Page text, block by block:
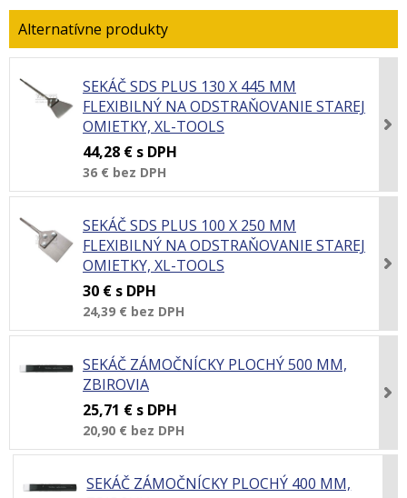
SEKÁČ SDS PLUS 130 X 445 MM
FLEXIBILNÝ NA ODSTRAŇOVANIE STAREJ
OMIETKY, XL-TOOLS
44,28 € s DPH
36 € bez DPH
SEKÁČ SDS PLUS 100 X 250 MM
FLEXIBILNÝ NA ODSTRAŇOVANIE STAREJ
OMIETKY, XL-TOOLS
30 € s DPH
24,39 € bez DPH
SEKÁČ ZÁMOČNÍCKY PLOCHÝ 500 MM,
ZBIROVIA
25,71 € s DPH
20,90 € bez DPH
SEKÁČ ZÁMOČNÍCKY PLOCHÝ 400 MM,